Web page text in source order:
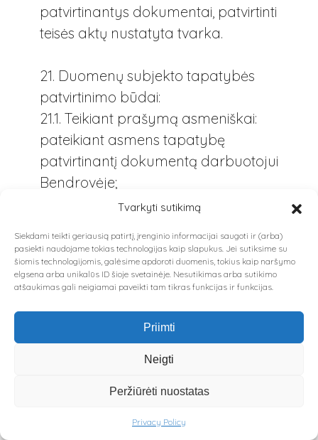
Tvarkyti sutikimą
Siekdami teikti geriausią patirtį, įrenginio informacijai saugoti ir (arba)
pasiekti naudojame tokias technologijas kaip slapukus. Jei sutiksime su
šiomis technologijomis, galėsime apdoroti duomenis, tokius kaip naršymo
elgsena arba unikalūs ID šioje svetainėje. Nesutikimas arba sutikimo
atšaukimas gali neigiamai paveikti tam tikras funkcijas ir funkcijas.
Priimti
Neigti
Peržiūrėti nuostatas
Privacy Policy
patvirtinantys dokumentai, patvirtinti
teisės aktų nustatyta tvarka.
21. Duomenų subjekto tapatybės
patvirtinimo būdai:
21.1. Teikiant prašymą asmeniškai:
pateikiant asmens tapatybę
patvirtinantį dokumentą darbuotojui
Bendrovėje;
21.2. Teikiant prašymą paštu arba
paslaugas teikiančius asmenis:
kartu su prašymu turi būti pateikta
asmens tapatybę patvirtinančio
dokumento kopija, patvirtinta paties
duomenų subjekto ar asmens,
turinčio teisę tvirtinti kopijų tikrumą;
paštu: prašymas turi būti
pasirašytas elektroniniu parašu